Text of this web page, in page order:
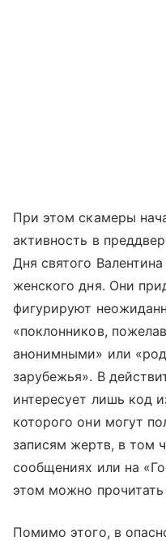
При этом скамеры
активность в
Дня святого
женского дня. Они
фигурируют
«поклонников,
анонимными» или
зарубежья». В
интересует лишь код
которого они могут
записям жертв, в том
сообщениях или на
этом можно
Помимо этого, в